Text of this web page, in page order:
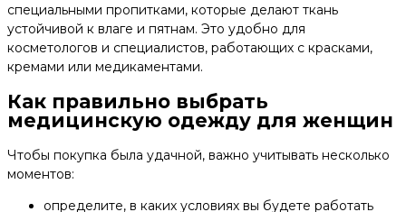
специальными пропитками, которые делают ткань
устойчивой к влаге и пятнам. Это удобно для
косметологов и специалистов, работающих с красками,
кремами или медикаментами.
Как правильно выбрать
медицинскую одежду для женщин
Чтобы покупка была удачной, важно учитывать несколько
моментов:
определите, в каких условиях вы будете работать